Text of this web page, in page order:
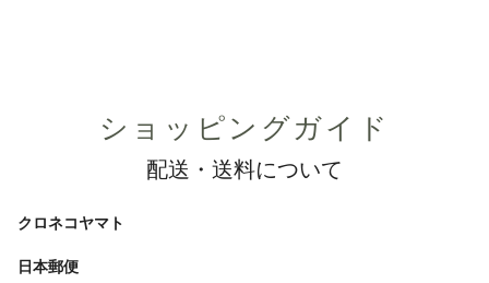
ショッピングガイド
配送・送料について
クロネコヤマト
日本郵便